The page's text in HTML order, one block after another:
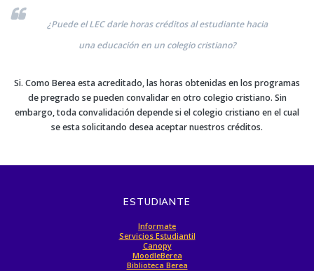
¿Puede el LEC darle horas créditos al estudiante hacia
una educación en un colegio cristiano?
Si. Como Berea esta acreditado, las horas obtenidas en los programas
de pregrado se pueden convalidar en otro colegio cristiano. Sin
embargo, toda convalidación depende si el colegio cristiano en el cual
se esta solicitando desea aceptar nuestros créditos.
ESTUDIANTE
Informate
Servicios Estudiantil
Canopy
MoodleBerea
Biblioteca Berea